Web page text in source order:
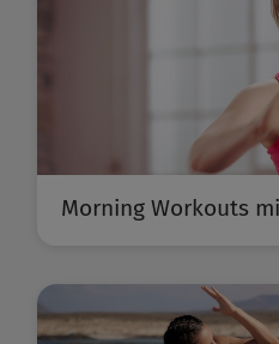
Morning Workouts